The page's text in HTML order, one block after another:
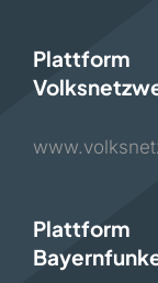
Plattform
Plattform